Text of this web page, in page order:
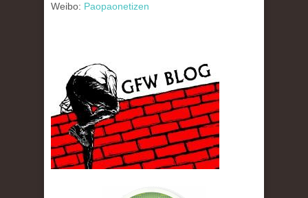
Weibo: Paopaonetizen
gfw_blog_small.jpg